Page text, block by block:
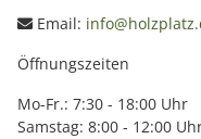
Email:
Öffnungszeiten
Mo-Fr.: 7:30 - 18:00 Uhr
Samstag: 8:00 - 12:00